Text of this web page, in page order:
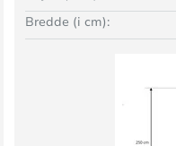
Bredde (i cm):